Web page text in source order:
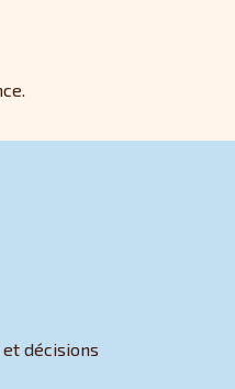
décisions